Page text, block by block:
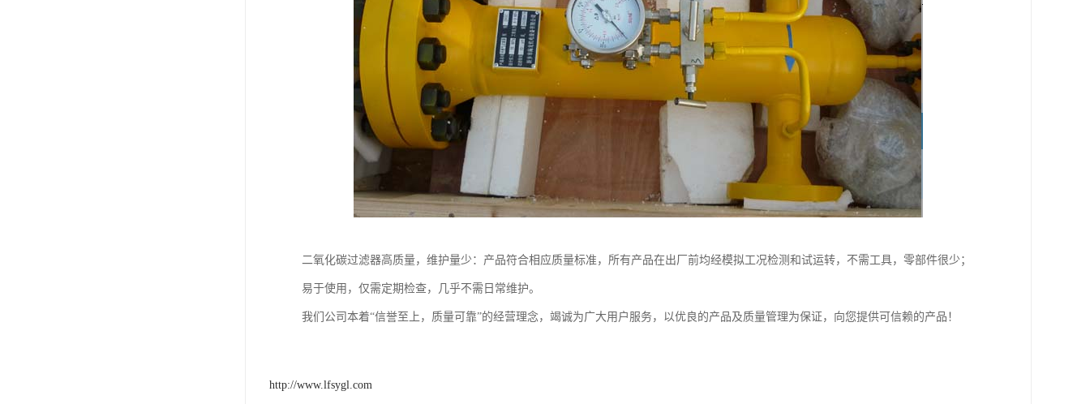
二氧化碳过滤器高质量，维护量少：产品符合相应质量标准，所有产品在出厂前均经模拟工况检测和试运转，不需工具，零部件很少；
易于使用，仅需定期检查，几乎不需日常维护。
我们公司本着“信誉至上，质量可靠”的经营理念，竭诚为广大用户服务，以优良的产品及质量管理为保证，向您提供可信赖的产品！
http://www.lfsygl.com